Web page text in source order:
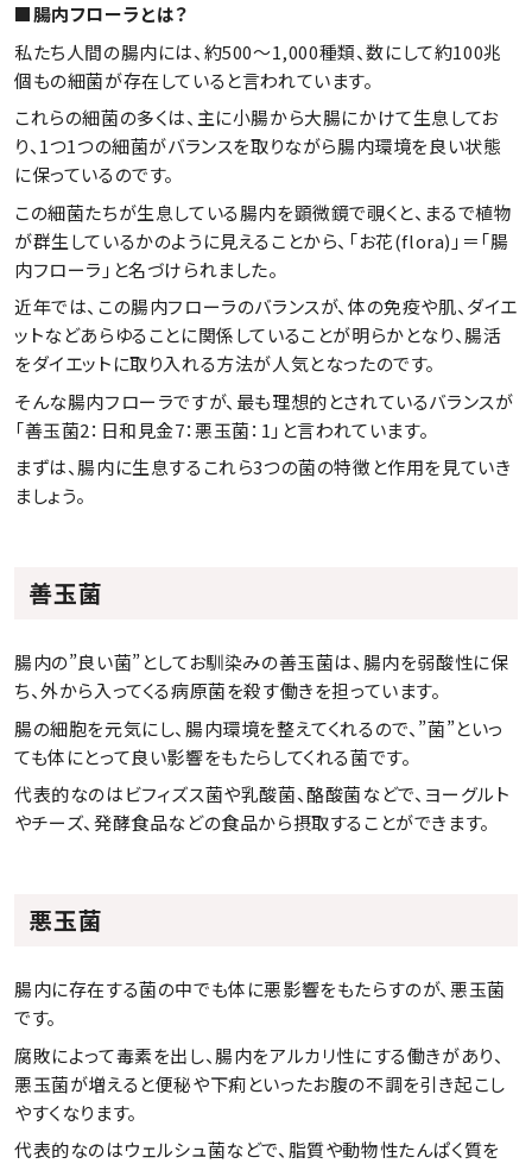
■腸内フローラとは？
私たち人間の腸内には、約500～1,000種類、数にして約100兆
個もの細菌が存在していると言われています。
これらの細菌の多くは、主に小腸から大腸にかけて生息してお
り、1つ1つの細菌がバランスを取りながら腸内環境を良い状態
に保っているのです。
この細菌たちが生息している腸内を顕微鏡で覗くと、まるで植物
が群生しているかのように見えることから、「お花(flora)」＝「腸
内フローラ」と名づけられました。
近年では、この腸内フローラのバランスが、体の免疫や肌、ダイエ
ットなどあらゆることに関係していることが明らかとなり、腸活
をダイエットに取り入れる方法が人気となったのです。
そんな腸内フローラですが、最も理想的とされているバランスが
「善玉菌2：日和見金7：悪玉菌：1」と言われています。
まずは、腸内に生息するこれら3つの菌の特徴と作用を見ていき
ましょう。
善玉菌
腸内の”良い菌”としてお馴染みの善玉菌は、腸内を弱酸性に保
ち、外から入ってくる病原菌を殺す働きを担っています。
腸の細胞を元気にし、腸内環境を整えてくれるので、”菌”といっ
ても体にとって良い影響をもたらしてくれる菌です。
代表的なのはビフィズス菌や乳酸菌、酪酸菌などで、ヨーグルト
やチーズ、発酵食品などの食品から摂取することができます。
悪玉菌
腸内に存在する菌の中でも体に悪影響をもたらすのが、悪玉菌
です。
腐敗によって毒素を出し、腸内をアルカリ性にする働きがあり、
悪玉菌が増えると便秘や下痢といったお腹の不調を引き起こし
やすくなります。
代表的なのはウェルシュ菌などで、脂質や動物性たんぱく質を